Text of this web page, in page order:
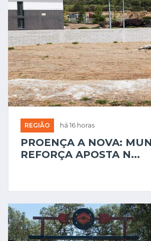
REGIÃO há 16 horas
PROENÇA A NOVA:
REFORÇA APOSTA N...